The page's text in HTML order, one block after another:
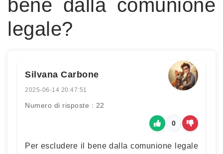
bene dalla comunione
legale?
Silvana Carbone
2025-06-14 20:47:51
Numero di risposte : 22
0
Per escludere il bene dalla comunione legale